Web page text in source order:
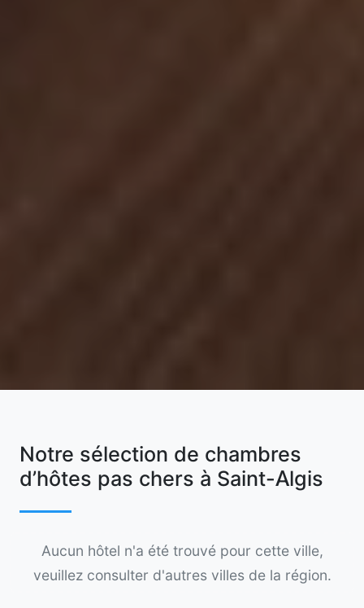
Notre sélection de chambres
d’hôtes pas chers à Saint-Algis
Aucun hôtel n'a été trouvé pour cette ville,
veuillez consulter d'autres villes de la région.